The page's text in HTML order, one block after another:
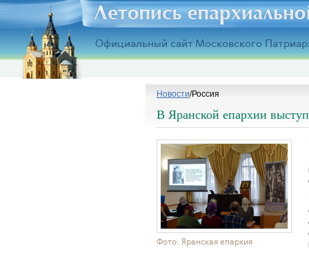
Официальный сайт Московского
Новости/Россия
В Яранской епархии
Фото: Яранская епархия